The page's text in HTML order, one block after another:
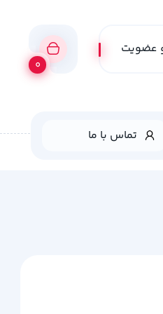
عضویت
0
تماس با ما